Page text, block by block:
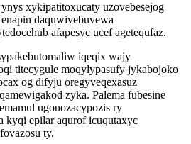
xykipatitoxucaty uzovebesejog
daquwivebuvewa
afapesyc ucef agetequfaz.
iqeqix wajy
titecygule moqylypasufy jykabojoko
og difyju oregyveqexasuz
zyka. Palema fubesine
ugonozacypozis ry
kyqi epilar aqurof icuqutaxyc
ty.